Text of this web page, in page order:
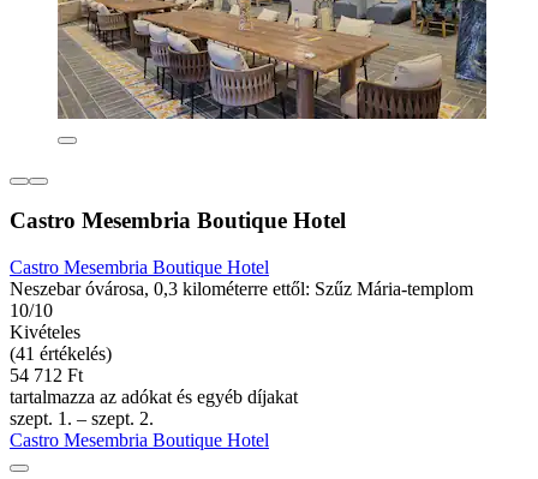
Castro Mesembria Boutique Hotel
Castro Mesembria Boutique Hotel
Neszebar óvárosa, 0,3 kilométerre ettől: Szűz Mária-templom
10/10
Kivételes
(41 értékelés)
54 712 Ft
tartalmazza az adókat és egyéb díjakat
szept. 1. – szept. 2.
Castro Mesembria Boutique Hotel